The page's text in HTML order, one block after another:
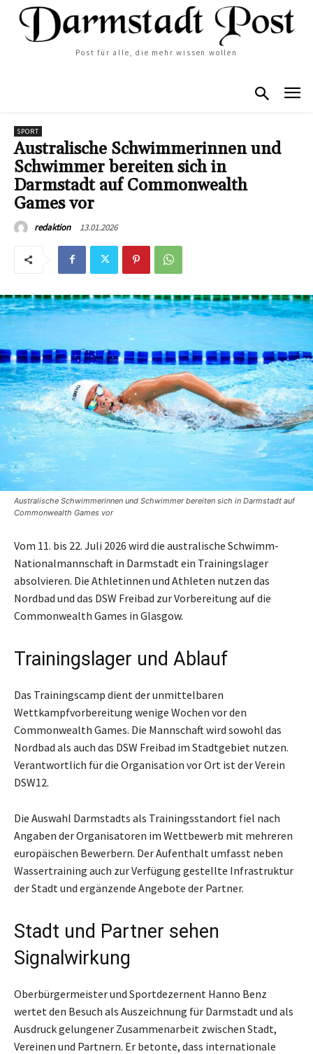
Post für alle, die mehr wissen wollen
SPORT
Australische Schwimmerinnen und
Schwimmer bereiten sich in
Darmstadt auf Commonwealth
Games vor
redaktion 13.01.2026
Australische Schwimmerinnen und Schwimmer bereiten sich in Darmstadt auf
Commonwealth Games vor
Vom 11. bis 22. Juli 2026 wird die australische Schwimm-
Nationalmannschaft in Darmstadt ein Trainingslager
absolvieren. Die Athletinnen und Athleten nutzen das
Nordbad und das DSW Freibad zur Vorbereitung auf die
Commonwealth Games in Glasgow.
Trainingslager und Ablauf
Das Trainingscamp dient der unmittelbaren
Wettkampfvorbereitung wenige Wochen vor den
Commonwealth Games. Die Mannschaft wird sowohl das
Nordbad als auch das DSW Freibad im Stadtgebiet nutzen.
Verantwortlich für die Organisation vor Ort ist der Verein
DSW12.
Die Auswahl Darmstadts als Trainingsstandort fiel nach
Angaben der Organisatoren im Wettbewerb mit mehreren
europäischen Bewerbern. Der Aufenthalt umfasst neben
Wassertraining auch zur Verfügung gestellte Infrastruktur
der Stadt und ergänzende Angebote der Partner.
Stadt und Partner sehen
Signalwirkung
Oberbürgermeister und Sportdezernent Hanno Benz
wertet den Besuch als Auszeichnung für Darmstadt und als
Ausdruck gelungener Zusammenarbeit zwischen Stadt,
Vereinen und Partnern. Er betonte, dass internationale